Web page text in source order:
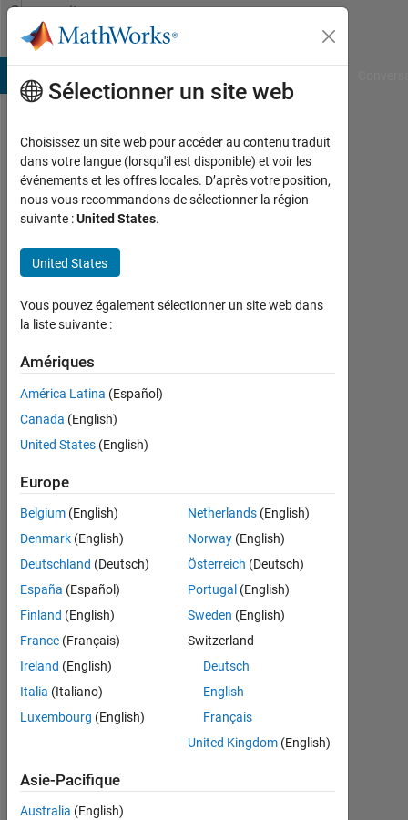
Passer au contenu
Community
Profile
Iro
KTH
Actif
2013
0
Following:
0
Follow
Badges
Badges
MATLAB
Badges
Thankful Level 3
20 Jul 2017
Sélectionner un site web
Choisissez un site web pour accéder au contenu traduit
dans votre langue (lorsqu'il est disponible) et voir les
événements et les offres locales. D’après votre position,
nous vous recommandons de sélectionner la région
suivante :United States.
United States
Vous pouvez également sélectionner un site web dans
la liste suivante :
Amériques
América Latina (Español)
Canada (English)
United States (English)
Europe
Belgium (English)
Denmark (English)
Deutschland (Deutsch)
España (Español)
Finland (English)
France (Français)
Ireland (English)
Italia (Italiano)
Luxembourg (English)
Netherlands(English)
Norway(English)
Österreich (Deutsch)
Portugal (English)
Sweden (English)
Switzerland
Deutsch
English
Français
United Kingdom(English)
Asie-Pacifique
Australia (English)